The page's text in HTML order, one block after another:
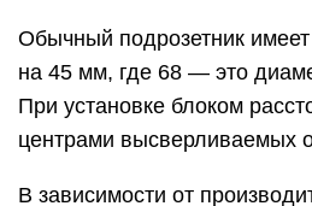
Обычный подрозетник
на 45 мм, где 68 — это
При установке блоком
центрами высверливаемых
В зависимости от